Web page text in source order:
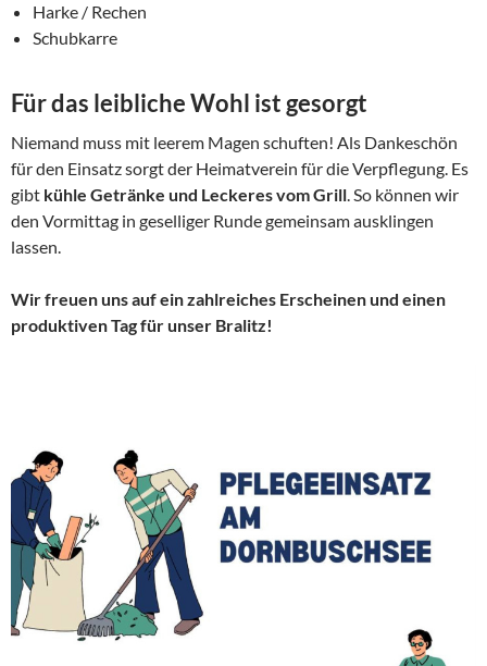
Harke / Rechen
Schubkarre
Für das leibliche Wohl ist gesorgt
Niemand muss mit leerem Magen schuften! Als Dankeschön
für den Einsatz sorgt der Heimatverein für die Verpflegung. Es
gibt kühle Getränke und Leckeres vom Grill. So können wir
den Vormittag in geselliger Runde gemeinsam ausklingen
lassen.
Wir freuen uns auf ein zahlreiches Erscheinen und einen
produktiven Tag für unser Bralitz!